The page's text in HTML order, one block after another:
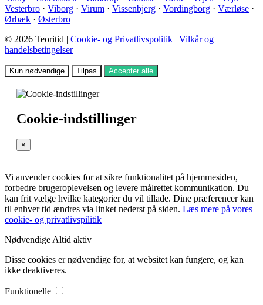
Vesterbro · Viborg · Virum · Vissenbjerg · Vordingborg · Værløse ·
Ørbæk · Østerbro
© 2026 Teoritid | Cookie- og Privatlivspolitik | Vilkår og
handelsbetingelser
Kun nødvendige Tilpas Accepter alle
Cookie-indstillinger
×
Vi anvender cookies for at sikre funktionalitet på hjemmesiden,
forbedre brugeroplevelsen og levere målrettet kommunikation. Du
kan frit vælge hvilke kategorier du vil tillade. Dine præferencer kan
til enhver tid ændres via linket nederst på siden. Læs mere på vores
cookie- og privatlivspilitik
Nødvendige Altid aktiv
Disse cookies er nødvendige for, at websitet kan fungere, og kan
ikke deaktiveres.
Funktionelle